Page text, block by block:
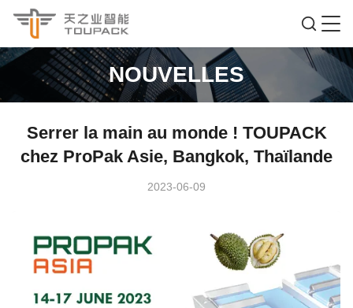
NOUVELLES
Serrer la main au monde ! TOUPACK
chez ProPak Asie, Bangkok, Thaïlande
2023-06-09